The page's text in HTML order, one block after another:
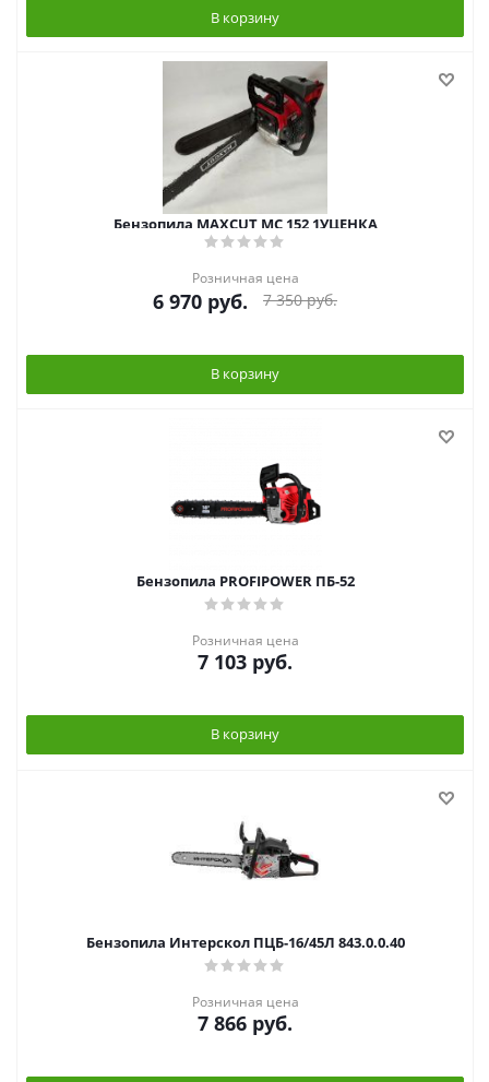
В корзину
Бензопила MAXCUT MC 152 1УЦЕНКА
Розничная цена
6 970 руб. 7 350руб.
В корзину
Бензопила PROFIPOWER ПБ-52
Розничная цена
7 103 руб.
В корзину
Бензопила Интерскол ПЦБ-16/45Л 843.0.0.40
Розничная цена
7 866 руб.